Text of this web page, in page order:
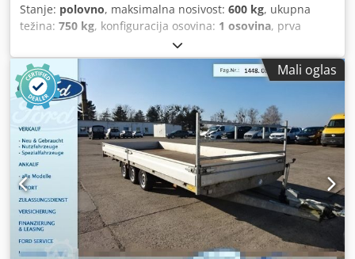
Stanje: polovno, maksimalna nosivost: 600 kg, ukupna
težina: 750 kg, konfiguracija osovina: 1 osovina, prva
, dužina tovarnog prostora:
širina utovarnog prostora:1.260 mm, visina tovarnog
prostora:300 mm 1.710 mm, ukupna
visina:790 mm
aluminijumske konstrukcije i poda od habajućeg drveta.
Zadržavamo pravo na greške i međuprodaju. Csdpfx Ajy A
A Snsnmjrf
Mali oglas